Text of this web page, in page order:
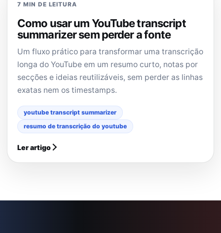
7 MIN DE LEITURA
Como usar um YouTube transcript
summarizer sem perder a fonte
Um fluxo prático para transformar uma transcrição
longa do YouTube em um resumo curto, notas por
secções e ideias reutilizáveis, sem perder as linhas
exatas nem os timestamps.
youtube transcript summarizer
resumo de transcrição do youtube
Ler artigo